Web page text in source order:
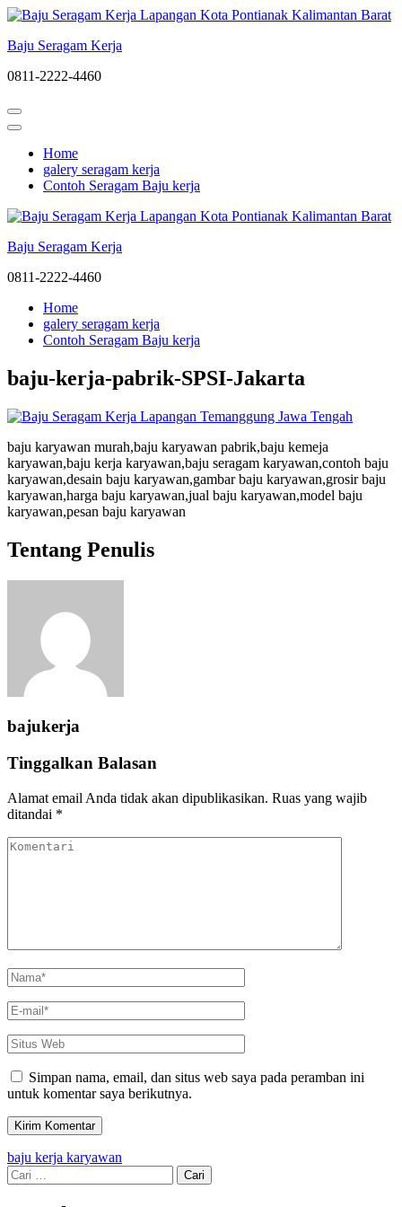
Lompat
konten
Enter)
Baju Seragam Kerja
0811-2222-4460
Home
galery seragam kerja
Contoh Seragam Baju kerja
Baju Seragam Kerja
0811-2222-4460
Home
galery seragam kerja
Contoh Seragam Baju kerja
baju-kerja-pabrik-SPSI-Jakarta
baju karyawan murah,baju karyawan pabrik,baju kemeja
karyawan,baju kerja karyawan,baju seragam karyawan,contoh baju
karyawan,desain baju karyawan,gambar baju karyawan,grosir baju
karyawan,harga baju karyawan,jual baju karyawan,model baju
karyawan,pesan baju karyawan
Tentang Penulis
bajukerja
Tinggalkan Balasan
Alamat email Anda tidak akan dipublikasikan. Ruas yang wajib
ditandai *
Komentari
Name*
Email*
Situs
Web
Simpan nama, email, dan situs web saya pada peramban ini
untuk komentar saya berikutnya.
Navigasi
pos
baju kerja karyawan
Cari
untuk: